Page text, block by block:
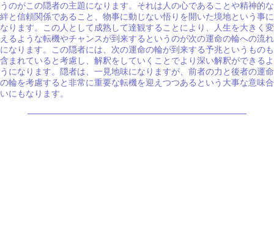
うのがこの隠者の主題になります。それは人の心であることや精神的な
絆と信頼関係であること、物事に動じない悟りを開いた境地という事に
なります。この人として成熟して達観することにより、人生を大きく変
えるような転機やチャンスが到来するというのが次の運命の輪への流れ
になります。この隠者には、次の運命の輪が到来する予兆というものも
含まれていると考慮し、解釈をしていくことでより深い解釈ができるよ
うになります。隠者は、一見地味になりますが、前者の力と後者の運命
の輪を考慮すると非常に重要な転機を迎えつつあるという大事な意味合
いにもなります。